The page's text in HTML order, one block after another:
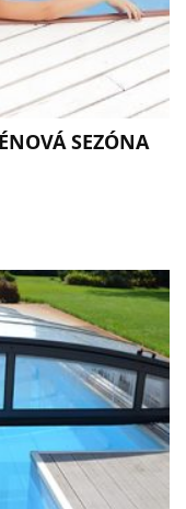
SEZÓNA